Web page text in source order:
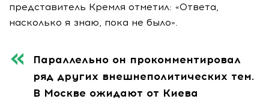
представитель Кремля отметил: «Ответа,
насколько я знаю, пока не было».
Параллельно он прокомментировал
ряд других внешнеполитических тем.
В Москве ожидают от Киева